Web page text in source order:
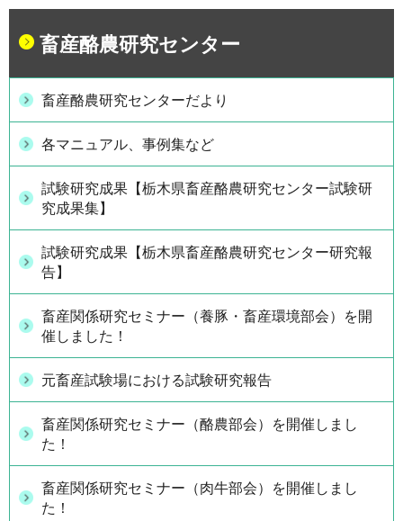
畜産酪農研究センター
畜産酪農研究センターだより
各マニュアル、事例集など
試験研究成果【栃木県畜産酪農研究センター試験研
究成果集】
試験研究成果【栃木県畜産酪農研究センター研究報
告】
畜産関係研究セミナー（養豚・畜産環境部会）を開
催しました！
元畜産試験場における試験研究報告
畜産関係研究セミナー（酪農部会）を開催しまし
た！
畜産関係研究セミナー（肉牛部会）を開催しまし
た！